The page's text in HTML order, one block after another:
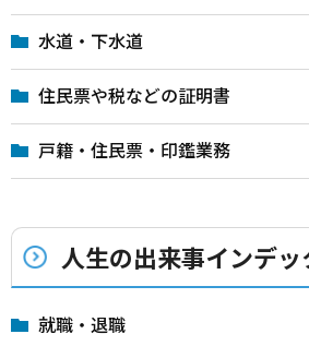
水道・下水道
住民票や税などの証明書
戸籍・住民票・印鑑業務
人生の出来事インデッ
就職・退職